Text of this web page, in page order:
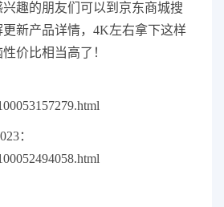
趣的朋友们可以到京东商城搜
更新产品详情，4K左右拿下这样
价比相当高了！
：